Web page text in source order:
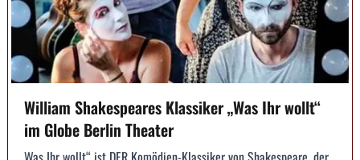
William Shakespeares Klassiker „Was Ihr wollt“
im Globe Berlin Theater